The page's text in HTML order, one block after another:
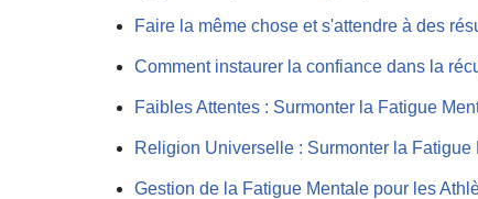
Faire la même chose et s'attendre à des
Comment instaurer la confiance dans la
Faibles Attentes : Surmonter la Fatigue
Religion Universelle : Surmonter la
Gestion de la Fatigue Mentale pour les